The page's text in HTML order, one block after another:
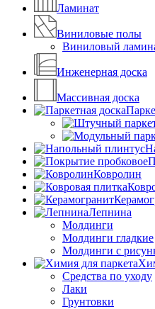
Ламинат
Виниловые полы
Виниловый
Инженерная доска
Массивная доска
Ковролин
Лепнина
Молдинги
Молдинги гладкие
Молдинги с
Средства по уходу
Лаки
Грунтовки